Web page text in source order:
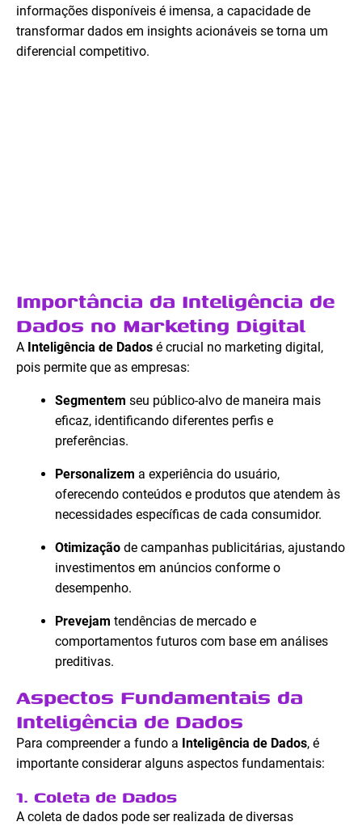
informações disponíveis é imensa, a capacidade de
transformar dados em insights acionáveis se torna um
diferencial competitivo.
Importância da Inteligência de
Dados no Marketing Digital
A Inteligência de Dados é crucial no marketing digital,
pois permite que as empresas:
Segmentem seu público-alvo de maneira mais
eficaz, identificando diferentes perfis e
preferências.
Personalizem a experiência do usuário,
oferecendo conteúdos e produtos que atendem às
necessidades específicas de cada consumidor.
Otimização de campanhas publicitárias, ajustando
investimentos em anúncios conforme o
desempenho.
Prevejam tendências de mercado e
comportamentos futuros com base em análises
preditivas.
Aspectos Fundamentais da
Inteligência de Dados
Para compreender a fundo a Inteligência de Dados, é
importante considerar alguns aspectos fundamentais:
1. Coleta de Dados
A coleta de dados pode ser realizada de diversas